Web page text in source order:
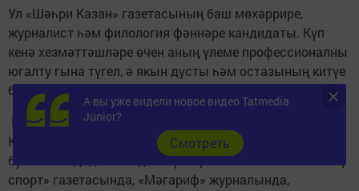
Ул «Шәһри Казан» газетасының баш мөхәррире,
журналист һәм филология фәннәре кандидаты. Күп
кенә хезмәттәшләре өчен аның үлеме профессионалны
югалту гына түгел, ә якын дусты һәм остазының китүе
булды.
Радик Сабиров 1979 елда Аксубай районында туган.
Казан дәүләт университетын тәмамлаган, филология
буенча кандидатлык диссертациясен яклаган. «Безнең
спорт» газетасында, «Мәгариф» журналында,
А вы уже видели новое видео Tatmedia
Junior?
Cмотреть